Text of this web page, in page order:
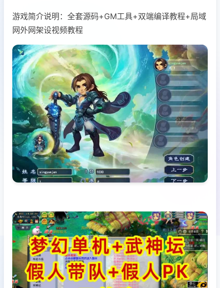
游戏简介说明：全套源码+GM工具+双端编译教程+局域
网外网架设视频教程